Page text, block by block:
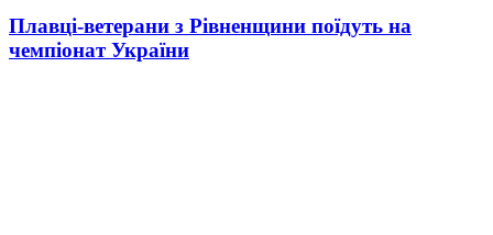
Плавці-ветерани з Рівненщини поїдуть на
чемпіонат України